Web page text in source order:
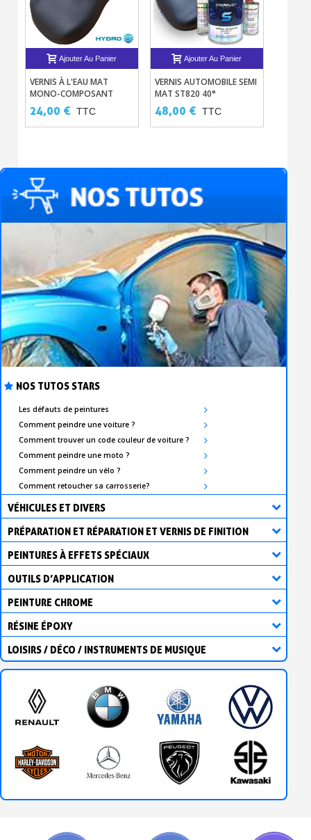
NOS TUTOS STARS
Les défauts de peintures
Comment peindre une voiture ?
Comment trouver un code couleur de voiture ?
Comment peindre une moto ?
Comment peindre un vélo ?
Comment retoucher sa carrosserie?
VÉHICULES ET DIVERS
PRÉPARATION ET RÉPARATION ET VERNIS DE FINITION
PEINTURES À EFFETS SPÉCIAUX
OUTILS D’APPLICATION
PEINTURE CHROME
RÉSINE ÉPOXY
LOISIRS / DÉCO / INSTRUMENTS DE MUSIQUE
Ajouter Au Panier
VERNIS À L'EAU MAT
MONO-COMPOSANT
AQUAMIN
24,00 € TTC
Ajouter Au Panier
VERNIS AUTOMOBILE SEMI
MAT ST820 40°
48,00 € TTC